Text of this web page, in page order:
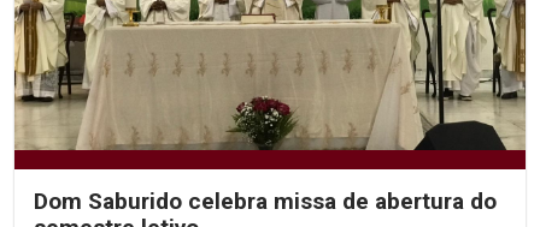
Dom Saburido celebra missa de abertura do